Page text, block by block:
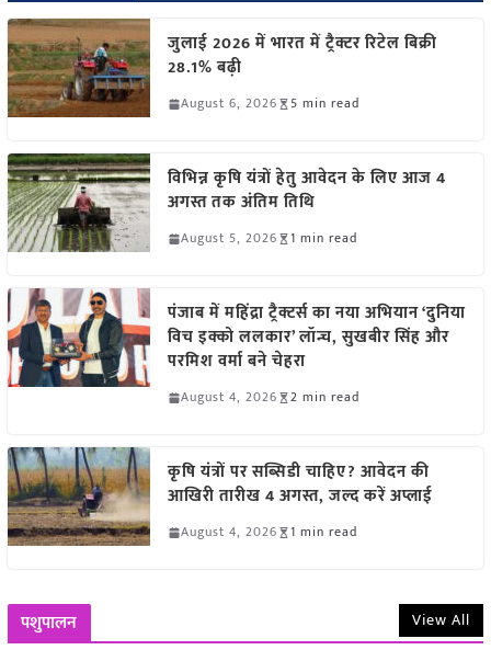
जुलाई 2026 में भारत में ट्रैक्टर रिटेल बिक्री
28.1% बढ़ी
August 6, 2026 5 min read
विभिन्न कृषि यंत्रों हेतु आवेदन के लिए आज 4
अगस्त तक अंतिम तिथि
August 5, 2026 1 min read
पंजाब में महिंद्रा ट्रैक्टर्स का नया अभियान ‘दुनिया
विच इक्को ललकार’ लॉन्च, सुखबीर सिंह और
परमिश वर्मा बने चेहरा
August 4, 2026 2 min read
कृषि यंत्रों पर सब्सिडी चाहिए? आवेदन की
आखिरी तारीख 4 अगस्त, जल्द करें अप्लाई
August 4, 2026 1 min read
पशुपालन View All